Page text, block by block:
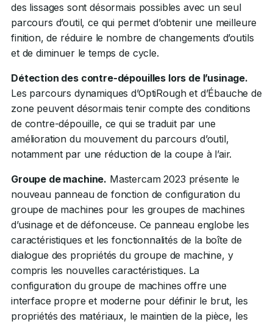
des lissages sont désormais possibles avec un seul
parcours d’outil, ce qui permet d’obtenir une meilleure
finition, de réduire le nombre de changements d’outils
et de diminuer le temps de cycle.
Détection des contre-dépouilles lors de l’usinage.
Les parcours dynamiques d’OptiRough et d’Ébauche de
zone peuvent désormais tenir compte des conditions
de contre-dépouille, ce qui se traduit par une
amélioration du mouvement du parcours d’outil,
notamment par une réduction de la coupe à l’air.
Groupe de machine. Mastercam 2023 présente le
nouveau panneau de fonction de configuration du
groupe de machines pour les groupes de machines
d’usinage et de défonceuse. Ce panneau englobe les
caractéristiques et les fonctionnalités de la boîte de
dialogue des propriétés du groupe de machine, y
compris les nouvelles caractéristiques. La
configuration du groupe de machines offre une
interface propre et moderne pour définir le brut, les
propriétés des matériaux, le maintien de la pièce, les